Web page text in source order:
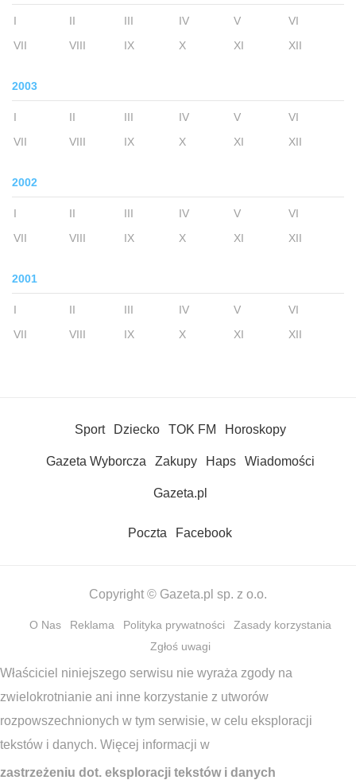
I II III IV V
VI
VII
VIII IX X XI XII
2003
I II III IV V
VI
VII
VIII IX X XI XII
2002
I II III IV V
VI
VII
VIII IX X XI XII
2001
I II III IV V
VI
VII
VIII IX X XI XII
Sport Dziecko TOK FM Horoskopy
Gazeta Wyborcza Zakupy Haps Wiadomości
Gazeta.pl
Poczta Facebook
Copyright © Gazeta.pl sp. z o.o.
O Nas Reklama Polityka prywatności
Zasady korzystania
Zgłoś uwagi
Właściciel niniejszego serwisu nie wyraża zgody na
zwielokrotnianie ani inne korzystanie z utworów
rozpowszechnionych w tym serwisie, w celu eksploracji
tekstów i danych. Więcej informacji w
zastrzeżeniu dot. eksploracji tekstów i danych